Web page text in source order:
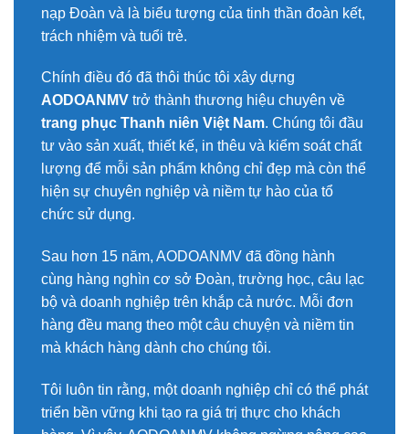
nạp Đoàn và là biểu tượng của tinh thần đoàn kết,
trách nhiệm và tuổi trẻ.
Chính điều đó đã thôi thúc tôi xây dựng
AODOANMV trở thành thương hiệu chuyên về
trang phục Thanh niên Việt Nam. Chúng tôi đầu
tư vào sản xuất, thiết kế, in thêu và kiểm soát chất
lượng để mỗi sản phẩm không chỉ đẹp mà còn thể
hiện sự chuyên nghiệp và niềm tự hào của tổ
chức sử dụng.
Sau hơn 15 năm, AODOANMV đã đồng hành
cùng hàng nghìn cơ sở Đoàn, trường học, câu lạc
bộ và doanh nghiệp trên khắp cả nước. Mỗi đơn
hàng đều mang theo một câu chuyện và niềm tin
mà khách hàng dành cho chúng tôi.
Tôi luôn tin rằng, một doanh nghiệp chỉ có thể phát
triển bền vững khi tạo ra giá trị thực cho khách